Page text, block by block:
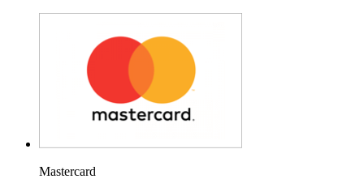
Mastercard